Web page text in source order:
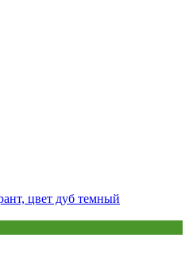
цвет дуб темный